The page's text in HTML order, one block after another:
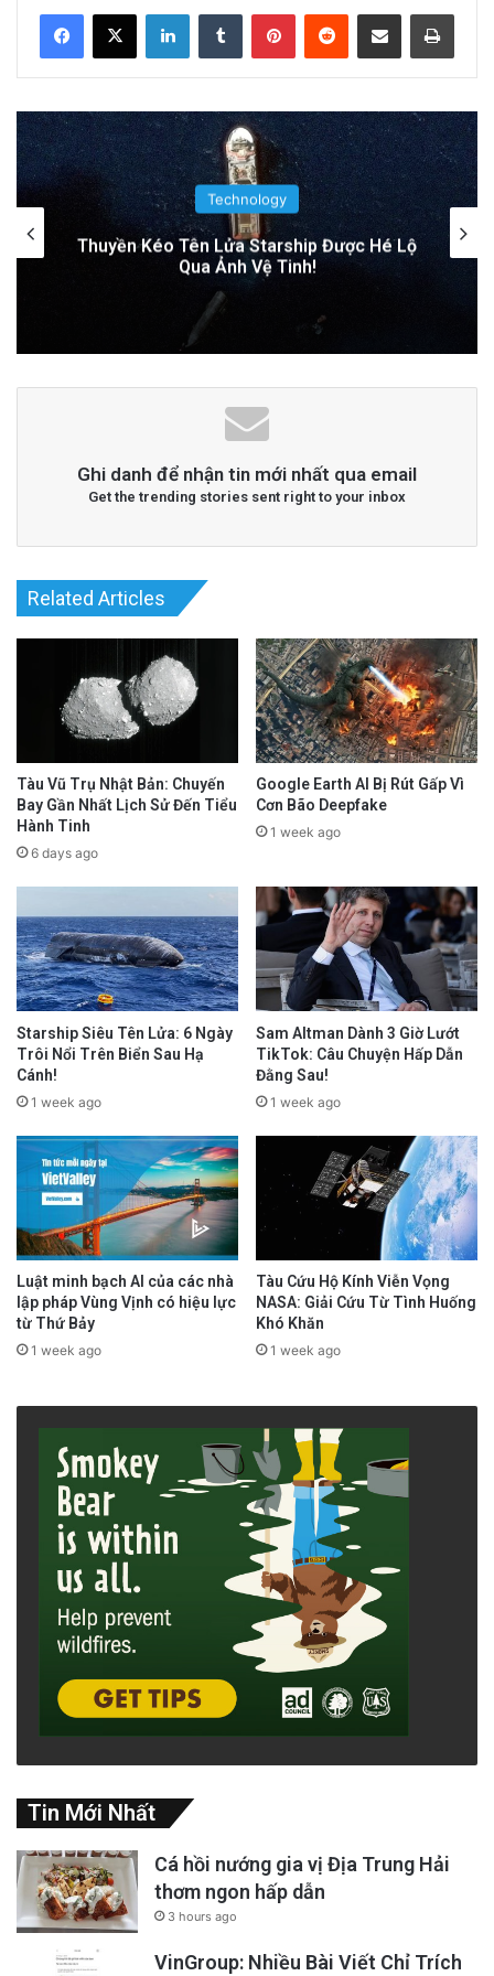
Nguyên Nhân Gây Nổ Tên Lửa Trên Bệ
PGS.TS Hà Đình Đức: Di sản và Hành trình
Cuộc đời của Nhà Khoa học Xuất sắc
1 day ago
Read More
advertisement
LinkedInTumblr PinterestReddit Share via Email Print
Technology
Tên lửa SpaceX chuẩn bị va chạm với Mặt
Trăng: Cú sốc vũ trụ sắp xảy ra!
Ghi danh để nhận tin mới nhất qua email
Get the trending stories sent right to your inbox
Related Articles
Tàu Vũ Trụ Nhật Bản: Chuyến
Bay Gần Nhất Lịch Sử Đến Tiểu
Hành Tinh
6 days ago
Google Earth AI Bị Rút Gấp Vì
Cơn Bão Deepfake
1 week ago
Starship Siêu Tên Lửa: 6 Ngày
Trôi Nổi Trên Biển Sau Hạ
Cánh!
1 week ago
Sam Altman Dành 3 Giờ Lướt
TikTok: Câu Chuyện Hấp Dẫn
Đằng Sau!
1 week ago
Luật minh bạch AI của các nhà
lập pháp Vùng Vịnh có hiệu lực
từ Thứ Bảy
1 week ago
Tàu Cứu Hộ Kính Viễn Vọng
NASA: Giải Cứu Từ Tình Huống
Khó Khăn
1 week ago
Tin Mới Nhất
Cá hồi nướng gia vị Địa Trung Hải
thơm ngon hấp dẫn
3 hours ago
VinGroup: Nhiều Bài Viết Chỉ Trích